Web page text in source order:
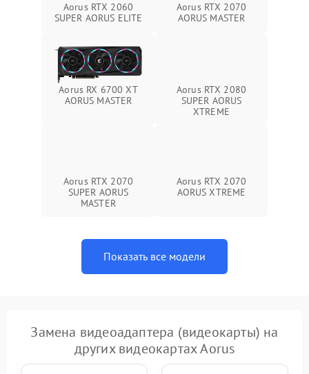
Aorus RTX 2060
SUPER AORUS ELITE
Aorus RTX 2070
AORUS MASTER
Aorus RX 6700 XT
AORUS MASTER
Aorus RTX 2080
SUPER AORUS
XTREME
Aorus RTX 2070
SUPER AORUS
MASTER
Aorus RTX 2070
AORUS XTREME
Показать все модели
Замена видеоадаптера (видеокарты) на
других видеокартах Aorus